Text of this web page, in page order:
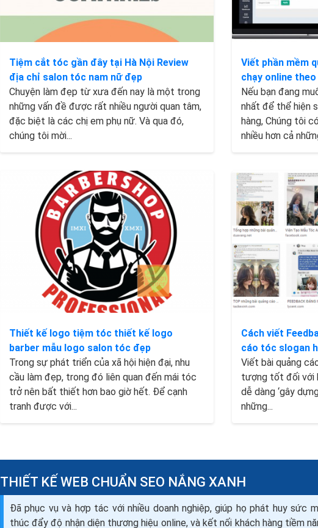
Tiệm cắt tóc gần đây tại Hà Nội Review
địa chỉ salon tóc nam nữ đẹp
Chuyện làm đẹp từ xưa đến nay là một trong
những vấn đề được rất nhiều người quan tâm,
đặc biệt là các chị em phụ nữ. Và qua đó,
chúng tôi mời...
Viết phần mềm
chạy online theo
Nếu bạn đang
nhất để thể hiện
hàng, Chúng tôi
nhiều hơn cả
Thiết kế logo tiệm tóc thiết kế logo
barber mẫu logo salon tóc đẹp
Trong sự phát triển của xã hội hiện đại, nhu
cầu làm đẹp, trong đó liên quan đến mái tóc
trở nên bất thiết hơn bao giờ hết. Để cạnh
tranh được với...
Cách viết
cáo tóc slogan
Viết bài quảng
tượng tốt đối với
dễ dàng ‘gây
những...
THIẾT KẾ WEB CHUẨN SEO NẮNG XANH
Đã phục vụ và hợp tác với nhiều doanh nghiệp, giúp họ phát huy sức
thúc đẩy độ nhận diện thương hiệu online, và kết nối khách hàng tiềm